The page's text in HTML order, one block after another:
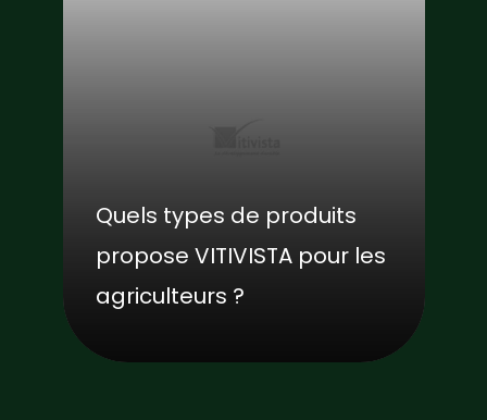
Quels types de produits
propose VITIVISTA pour les
agriculteurs ?